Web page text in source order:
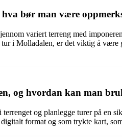
bør man være
variert terreng med
i Molladalen, er det viktig å
og hvordan kan man
og planlegge turer på en
format og som trykte kart,